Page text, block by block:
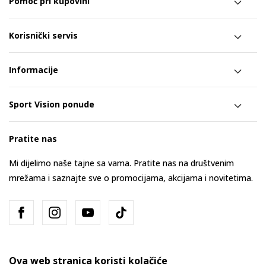
Korisnički servis
Informacije
Sport Vision ponude
Pratite nas
Mi dijelimo naše tajne sa vama. Pratite nas na društvenim
mrežama i saznajte sve o promocijama, akcijama i novitetima.
Ova web stranica koristi kolačiće